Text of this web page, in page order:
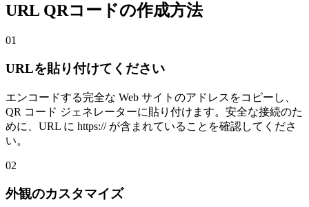
URL QRコードの作成方法
01
URLを貼り付けてください
エンコードする完全な Web サイトのアドレスをコピーし、
QR コード ジェネレーターに貼り付けます。安全な接続のた
めに、URL に https:// が含まれていることを確認してくださ
い。
02
外観のカスタマイズ